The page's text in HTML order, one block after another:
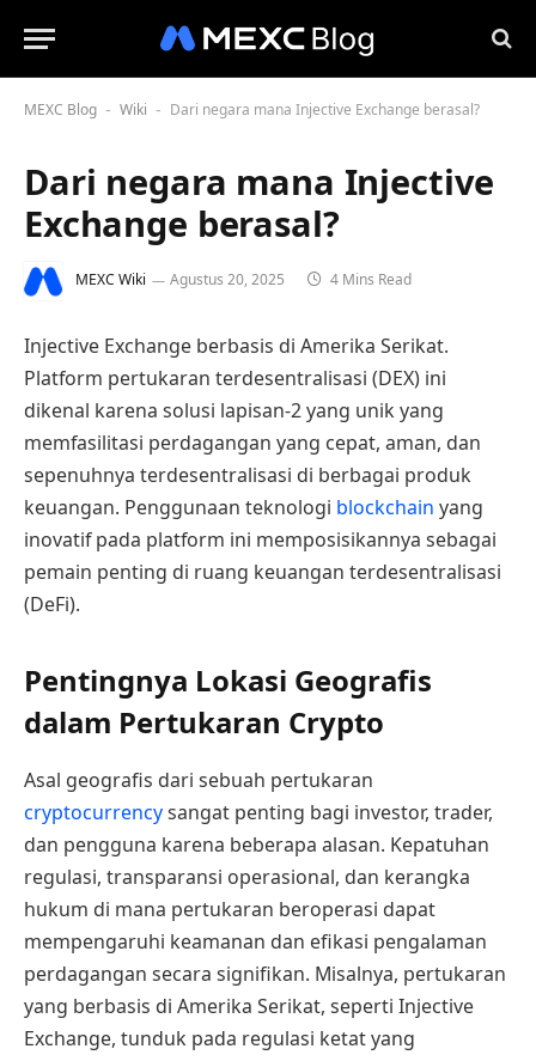
MEXC Blog - Wiki - Dari negara mana Injective Exchange berasal?
Dari negara mana Injective
Exchange berasal?
MEXC Wiki Agustus 20, 2025 4 Mins Read
Injective Exchange berbasis di Amerika Serikat.
Platform pertukaran terdesentralisasi (DEX) ini
dikenal karena solusi lapisan-2 yang unik yang
memfasilitasi perdagangan yang cepat, aman, dan
sepenuhnya terdesentralisasi di berbagai produk
keuangan. Penggunaan teknologi blockchain yang
inovatif pada platform ini memposisikannya sebagai
pemain penting di ruang keuangan terdesentralisasi
(DeFi).
Pentingnya Lokasi Geografis
dalam Pertukaran Crypto
Asal geografis dari sebuah pertukaran
cryptocurrencysangat penting bagi investor, trader,
dan pengguna karena beberapa alasan. Kepatuhan
regulasi, transparansi operasional, dan kerangka
hukum di mana pertukaran beroperasi dapat
mempengaruhi keamanan dan efikasi pengalaman
perdagangan secara signifikan. Misalnya, pertukaran
yang berbasis di Amerika Serikat, seperti Injective
Exchange, tunduk pada regulasi ketat yang